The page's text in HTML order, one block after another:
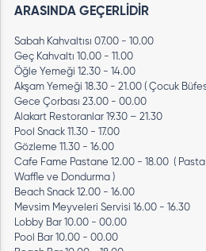
ARASINDA GEÇERLİDİR
Sabah Kahvaltısı 07.00 - 10.00
Geç Kahvaltı 10.00 - 11.00
Öğle Yemeği 12.30 - 14.00
Akşam Yemeği 18.30 - 21.00 ( Çocuk
Gece Çorbası 23.00 - 00.00
Alakart Restoranlar 19.30 – 21.30
Pool Snack 11.30 - 17.00
Gözleme 11.30 - 16.00
Cafe Fame Pastane 12.00 - 18.00 (
Waffle ve Dondurma )
Beach Snack 12.00 - 16.00
Mevsim Meyveleri Servisi 16.00 - 16.30
Lobby Bar 10.00 - 00.00
Pool Bar 10.00 - 00.00